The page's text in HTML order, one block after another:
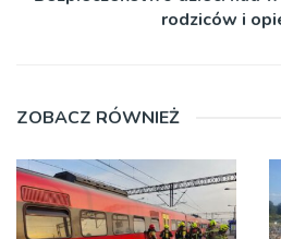
rodziców i
ZOBACZ RÓWNIEŻ